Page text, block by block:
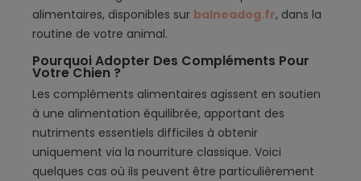
alimentaires, disponibles sur balneadog.fr, dans la
routine de votre animal.
Pourquoi Adopter Des Compléments Pour
Votre Chien ?
Les compléments alimentaires agissent en soutien
à une alimentation équilibrée, apportant des
nutriments essentiels difficiles à obtenir
uniquement via la nourriture classique. Voici
quelques cas où ils peuvent être particulièrement